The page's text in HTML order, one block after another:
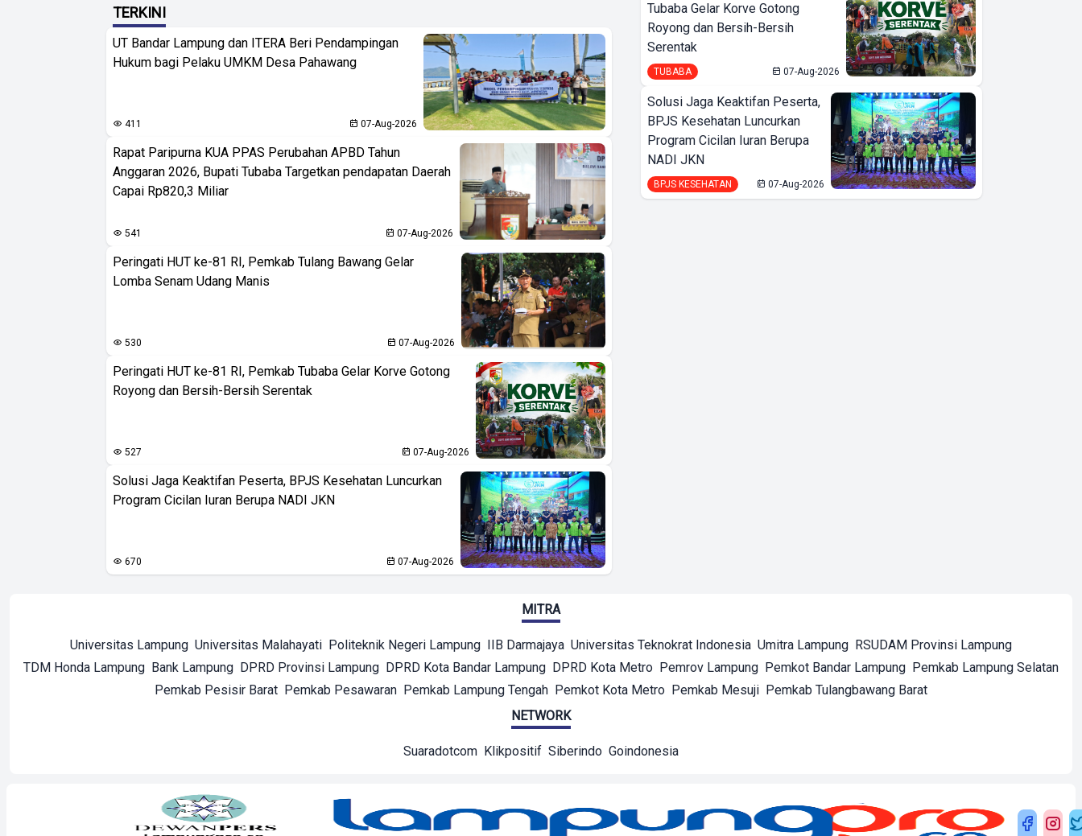
TERKINI
UT Bandar Lampung dan ITERA Beri Pendampingan
Hukum bagi Pelaku UMKM Desa Pahawang
411 07-Aug-2026
Rapat Paripurna KUA PPAS Perubahan APBD Tahun
Anggaran 2026, Bupati Tubaba Targetkan pendapatan Daerah
Capai Rp820,3 Miliar
541 07-Aug-2026
Peringati HUT ke-81 RI, Pemkab Tulang Bawang Gelar
Lomba Senam Udang Manis
530 07-Aug-2026
Peringati HUT ke-81 RI, Pemkab Tubaba Gelar Korve Gotong
Royong dan Bersih-Bersih Serentak
527 07-Aug-2026
Solusi Jaga Keaktifan Peserta, BPJS Kesehatan Luncurkan
Program Cicilan Iuran Berupa NADI JKN
670 07-Aug-2026
Tubaba Gelar Korve Gotong
Royong dan Bersih-Bersih
Serentak
TUBABA 07-Aug-2026
Solusi Jaga Keaktifan Peserta,
BPJS Kesehatan Luncurkan
Program Cicilan Iuran Berupa
NADI JKN
BPJS KESEHATAN 07-Aug-2026
MITRA
Universitas Lampung Universitas Malahayati Politeknik Negeri Lampung IIB Darmajaya Universitas Teknokrat Indonesia Umitra Lampung RSUDAM Provinsi Lampung
TDM Honda Lampung Bank Lampung DPRD Provinsi Lampung DPRD Kota Bandar Lampung DPRD Kota Metro Pemrov Lampung Pemkot Bandar Lampung Pemkab Lampung Selatan
Pemkab Pesisir Barat Pemkab Pesawaran Pemkab Lampung Tengah Pemkot Kota Metro Pemkab Mesuji Pemkab Tulangbawang Barat
NETWORK
Suaradotcom Klikpositif Siberindo Goindonesia